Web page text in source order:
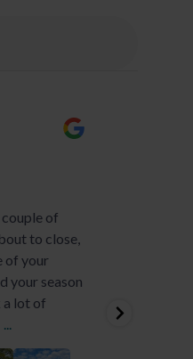
of
to close,
of your
your season
a lot of
...